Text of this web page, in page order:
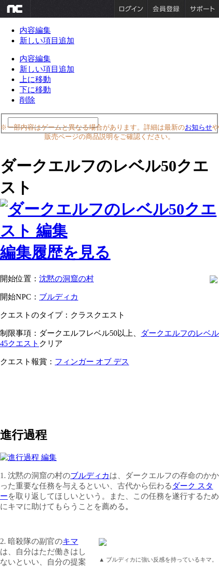
内容編集
新しい項目追加
内容編集
新しい項目追加
上に移動
下に移動
削除
※一部内容はゲームと異なる場合があります。詳細は最新のお知らせや
販売ページの商品説明をご確認ください。
ダークエルフのレベル50クエ
スト
編集履歴を見る
開始位置： 沈黙の洞窟の村
開始NPC： ブルディカ
クエストのタイプ：クラスクエスト
制限事項：ダークエルフレベル50以上、
ダークエルフのレベル
45クエスト クリア
クエスト報賞： フィンガー オブ デス
進行過程
1. 沈黙の洞窟の村のブルディカは、ダークエルフの存命のかか
った重要な任務を与えるといい、古代から伝わる ダーク スタ
ーを取り返してほしいという。また、この任務を遂行するため
にキマに助けてもらうことを薦める 。
▲ ブルディカに強い反感を持っているキマ。
2. 暗殺隊の副官のキマ
は、自分はただ働きはし
ないといい、自分の提案